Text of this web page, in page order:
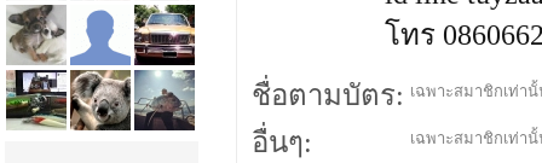
โทร
ชื่อตามบัตร: เฉพาะสมาชิกเท่า
อื่นๆ: เฉพาะสมาชิกเท่า